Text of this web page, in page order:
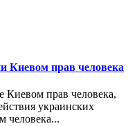
Киевом прав человека
прав человека,
украинских
человека...